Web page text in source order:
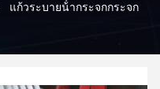
แก้วระบายน้ํากระจกกระจก